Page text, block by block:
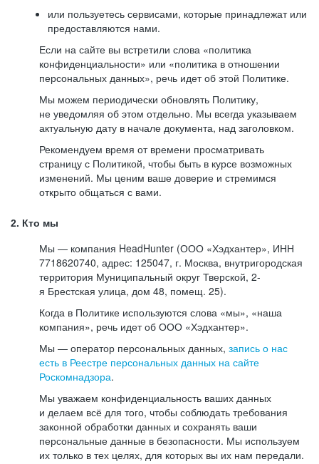
или пользуетесь сервисами, которые принадлежат или
предоставляются нами.
Если на сайте вы встретили слова «политика
конфиденциальности» или «политика в отношении
персональных данных», речь идет об этой Политике.
Мы можем периодически обновлять Политику,
не уведомляя об этом отдельно. Мы всегда указываем
актуальную дату в начале документа, над заголовком.
Рекомендуем время от времени просматривать
страницу с Политикой, чтобы быть в курсе возможных
изменений. Мы ценим ваше доверие и стремимся
открыто общаться с вами.
2. Кто мы
Мы — компания HeadHunter (ООО «Хэдхантер», ИНН
7718620740, адрес: 125047, г. Москва, внутригородская
территория Муниципальный округ Тверской, 2-
я Брестская улица, дом 48, помещ. 25).
Когда в Политике используются слова «мы», «наша
компания», речь идет об ООО «Хэдхантер».
Мы — оператор персональных данных, запись о нас
есть в Реестре персональных данных на сайте
Роскомнадзора.
Мы уважаем конфиденциальность ваших данных
и делаем всё для того, чтобы соблюдать требования
законной обработки данных и сохранять ваши
персональные данные в безопасности. Мы используем
их только в тех целях, для которых вы их нам передали.